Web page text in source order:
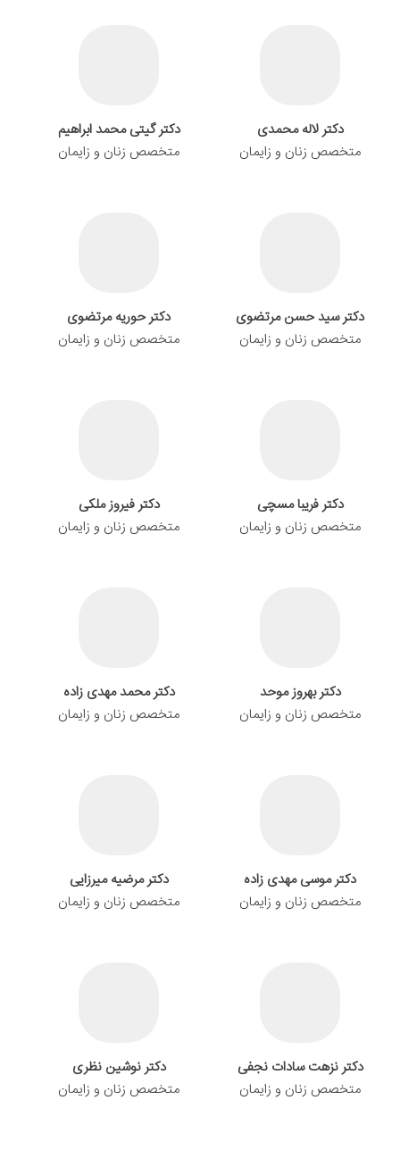
دکتر لاله محمدی
متخصص زنان و زایمان
دکتر گیتی محمد ابراهیم
متخصص زنان و زایمان
دکتر سید حسن مرتضوی
متخصص زنان و زایمان
دکتر حوریه مرتضوی
متخصص زنان و زایمان
دکتر فریبا مسچی
متخصص زنان و زایمان
دکتر فیروز ملکی
متخصص زنان و زایمان
دکتر بهروز موحد
متخصص زنان و زایمان
دکتر محمد مهدی زاده
متخصص زنان و زایمان
دکتر موسی مهدی زاده
متخصص زنان و زایمان
دکتر مرضیه میرزایی
متخصص زنان و زایمان
دکتر نزهت سادات نجفی
متخصص زنان و زایمان
دکتر نوشین نظری
متخصص زنان و زایمان